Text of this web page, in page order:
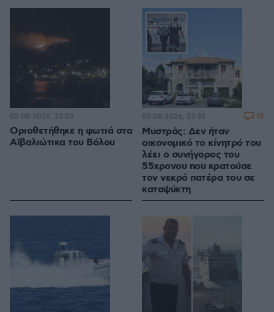
Οριοθετήθηκε η φωτιά στα
Αϊβαλιώτικα του Βόλου
05.08.2026, 23:55
Μυστράς: Δεν ήταν
οικονομικό το κίνητρό του
λέει ο συνήγορος του
55χρονου που κρατούσε
τον νεκρό πατέρα του σε
καταψύκτη
05.08.2026, 23:35 18